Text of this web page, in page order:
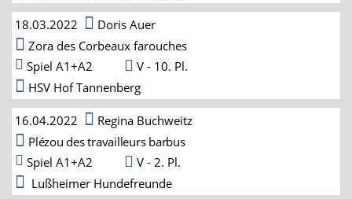
18.03.2022
Doris Auer
Zora des Corbeaux farouches
Spiel A1+A2
V - 10. Pl.
HSV Hof Tannenberg
16.04.2022
Regina Buchweitz
Plézou des travailleurs barbus
Spiel A1+A2
V - 2. Pl.
Lußheimer Hundefreunde